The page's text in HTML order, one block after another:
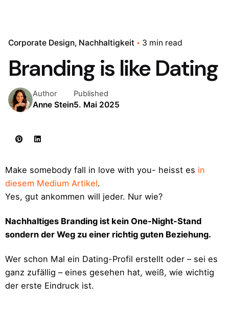
Corporate Design Nachhaltigkeit 3 min read
Branding is like Dating
Author
Anne Stein
Published
5. Mai 2025
Make somebody fall in love with you- heisst es in
diesem Medium Artikel.
Yes, gut ankommen will jeder. Nur wie?
Nachhaltiges Branding ist kein One-Night-Stand
sondern der Weg zu einer richtig guten Beziehung.
Wer schon Mal ein Dating-Profil erstellt oder – sei es
ganz zufällig – eines gesehen hat, weiß, wie wichtig
der erste Eindruck ist.